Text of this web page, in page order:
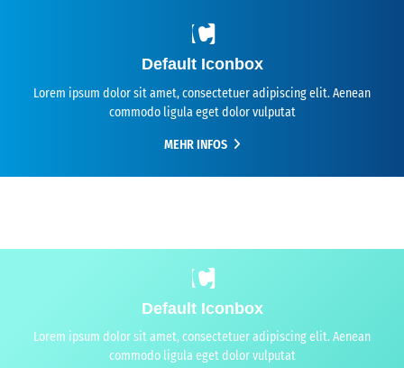
Default Iconbox
Lorem ipsum dolor sit amet, consectetuer adipiscing elit. Aenean
commodo ligula eget dolor vulputat
MEHR INFOS
Default Iconbox
Lorem ipsum dolor sit amet, consectetuer adipiscing elit. Aenean
commodo ligula eget dolor vulputat